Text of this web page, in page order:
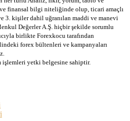
finansal bilgi niteliğinde olup, ticari amaçlı
3. kişiler dahil uğranılan maddi ve manevi
Değerler A.Ş. hiçbir şekilde sorumlu
birlikte Forexkocu tarafından
forex bültenleri ve kampanyaları
işlemleri yetki belgesine sahiptir.